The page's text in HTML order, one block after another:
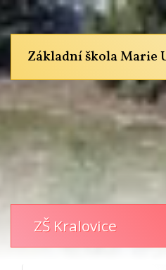
Základní škola Marie
ZŠ Kralovice